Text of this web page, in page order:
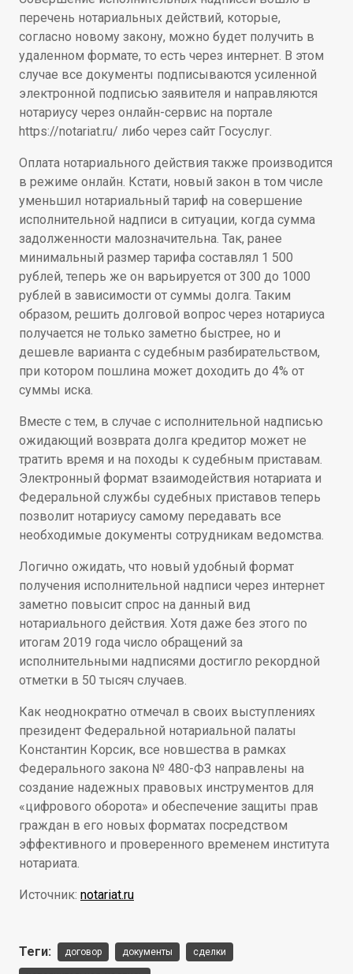
перечень нотариальных действий, которые,
согласно новому закону, можно будет получить в
удаленном формате, то есть через интернет. В этом
случае все документы подписываются усиленной
электронной подписью заявителя и направляются
нотариусу через онлайн-сервис на портале
https://notariat.ru/ либо через сайт Госуслуг.
Оплата нотариального действия также производится
в режиме онлайн. Кстати, новый закон в том числе
уменьшил нотариальный тариф на совершение
исполнительной надписи в ситуации, когда сумма
задолженности малозначительна. Так, ранее
минимальный размер тарифа составлял 1 500
рублей, теперь же он варьируется от 300 до 1000
рублей в зависимости от суммы долга. Таким
образом, решить долговой вопрос через нотариуса
получается не только заметно быстрее, но и
дешевле варианта с судебным разбирательством,
при котором пошлина может доходить до 4% от
суммы иска.
Вместе с тем, в случае с исполнительной надписью
ожидающий возврата долга кредитор может не
тратить время и на походы к судебным приставам.
Электронный формат взаимодействия нотариата и
Федеральной службы судебных приставов теперь
позволит нотариусу самому передавать все
необходимые документы сотрудникам ведомства.
Логично ожидать, что новый удобный формат
получения исполнительной надписи через интернет
заметно повысит спрос на данный вид
нотариального действия. Хотя даже без этого по
итогам 2019 года число обращений за
исполнительными надписями достигло рекордной
отметки в 50 тысяч случаев.
Как неоднократно отмечал в своих выступлениях
президент Федеральной нотариальной палаты
Константин Корсик, все новшества в рамках
Федерального закона № 480-ФЗ направлены на
создание надежных правовых инструментов для
«цифрового оборота» и обеспечение защиты прав
граждан в его новых форматах посредством
эффективного и проверенного временем института
нотариата.
Источник: notariat.ru
Теги: договор документы сделки